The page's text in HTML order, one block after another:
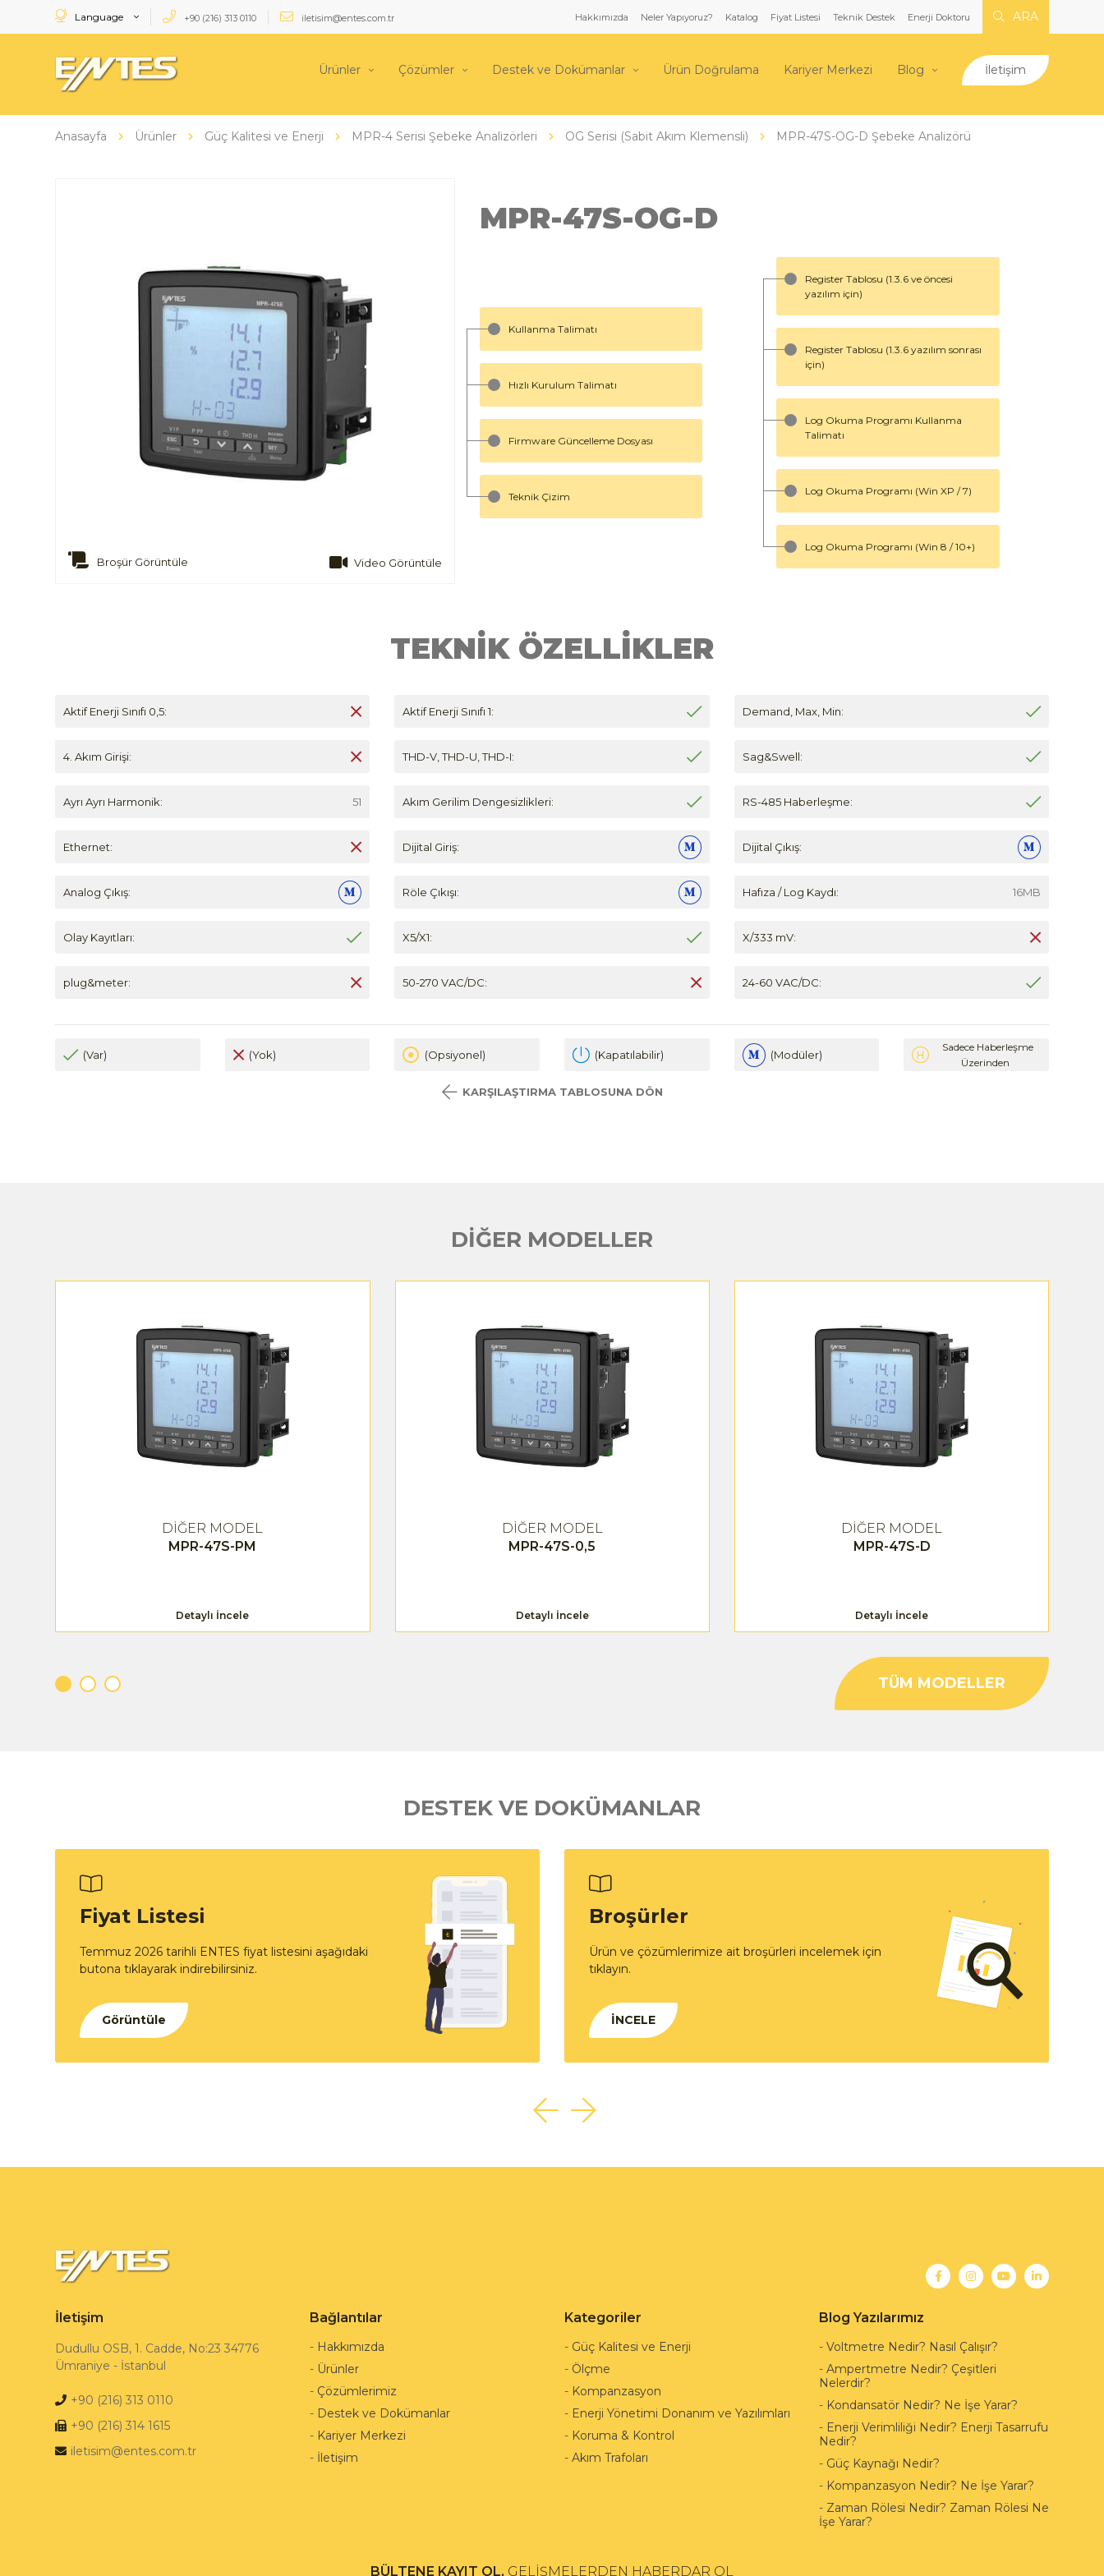
Language +90 (216) 313 0110 iletisim@entes.com.tr Hakkımızda Neler Yapıyoruz? Katalog Fiyat Listesi Teknik Destek Enerji Doktoru ARA
Ürünler Çözümler Destek ve Dokümanlar Ürün Doğrulama Kariyer Merkezi Blog İletişim
Anasayfa Ürünler Güç Kalitesi ve Enerji MPR-4 Serisi Şebeke Analizörleri OG Serisi (Sabit Akım Klemensli) MPR-47S-OG-D Şebeke Analizörü
Broşür Görüntüle Video Görüntüle
MPR-47S-OG-D
Kullanma Talimatı
Hızlı Kurulum Talimatı
Firmware Güncelleme Dosyası
Teknik Çizim
Register Tablosu (1.3.6 ve öncesi
yazılım için)
Register Tablosu (1.3.6 yazılım sonrası
için)
Log Okuma Programı Kullanma
Talimatı
Log Okuma Programı (Win XP / 7)
Log Okuma Programı (Win 8 / 10+)
TEKNİK ÖZELLİKLER
Aktif Enerji Sınıfı 0,5: Aktif Enerji Sınıfı 1: Demand, Max, Min:
4. Akım Girişi: THD-V, THD-U, THD-I: Sag&Swell:
Ayrı Ayrı Harmonik: 51 Akım Gerilim Dengesizlikleri: RS-485 Haberleşme:
Ethernet: Dijital Giriş: Dijital Çıkış:
Analog Çıkış: Röle Çıkışı: Hafıza / Log Kaydı: 16MB
Olay Kayıtları: X5/X1: X/333 mV:
plug&meter: 50-270 VAC/DC: 24-60 VAC/DC:
(Var) (Yok) (Opsiyonel) (Kapatılabilir) (Modüler)
Sadece Haberleşme
Üzerinden
KARŞILAŞTIRMA TABLOSUNA DÖN
DİĞER MODELLER
DİĞER MODEL
MPR-47S-PM
Detaylı İncele
DİĞER MODEL
MPR-47S-0,5
Detaylı İncele
DİĞER MODEL
MPR-47S-D
Detaylı İncele
TÜM MODELLER
DESTEK VE DOKÜMANLAR
Fiyat Listesi
Temmuz 2026 tarihli ENTES fiyat listesini aşağıdaki
butona tıklayarak indirebilirsiniz.
Görüntüle
Broşürler
Ürün ve çözümlerimize ait broşürleri incelemek için
tıklayın.
İNCELE
İletişim
Dudullu OSB, 1. Cadde, No:23 34776
Ümraniye - İstanbul
+90 (216) 313 0110
+90 (216) 314 1615
iletisim@entes.com.tr
Bağlantılar
- Hakkımızda
- Ürünler
- Çözümlerimiz
- Destek ve Dokümanlar
- Kariyer Merkezi
- İletişim
Kategoriler
- Güç Kalitesi ve Enerji
- Ölçme
- Kompanzasyon
- Enerji Yönetimi Donanım ve Yazılımları
- Koruma & Kontrol
- Akım Trafoları
Blog Yazılarımız
- Voltmetre Nedir? Nasıl Çalışır?
- Ampertmetre Nedir? Çeşitleri
Nelerdir?
- Kondansatör Nedir? Ne İşe Yarar?
- Enerji Verimliliği Nedir? Enerji Tasarrufu
Nedir?
- Güç Kaynağı Nedir?
- Kompanzasyon Nedir? Ne İşe Yarar?
- Zaman Rölesi Nedir? Zaman Rölesi Ne
İşe Yarar?
BÜLTENE KAYIT OL, GELİŞMELERDEN HABERDAR OL